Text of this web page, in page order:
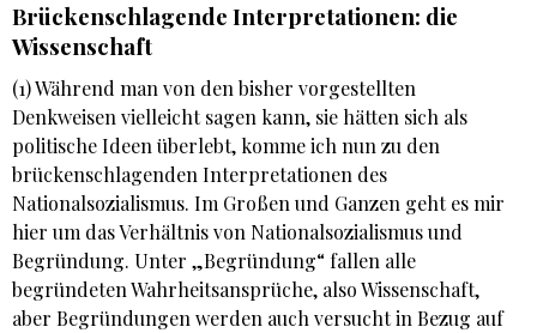
Brückenschlagende Interpretationen: die
Wissenschaft
(1) Während man von den bisher vorgestellten
Denkweisen vielleicht sagen kann, sie hätten sich als
politische Ideen überlebt, komme ich nun zu den
brückenschlagenden Interpretationen des
Nationalsozialismus. Im Großen und Ganzen geht es mir
hier um das Verhältnis von Nationalsozialismus und
Begründung. Unter „Begründung“ fallen alle
begründeten Wahrheitsansprüche, also Wissenschaft,
aber Begründungen werden auch versucht in Bezug auf